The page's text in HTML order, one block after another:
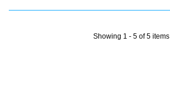
Showing 1 - 5 of 5 items